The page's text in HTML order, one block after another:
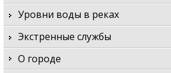
Уровни воды в реках
Экстренные службы
О городе